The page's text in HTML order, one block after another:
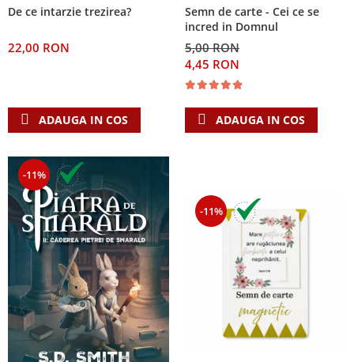
De ce intarzie trezirea?
22,00 RON
ADAUGA IN COS
Semn de carte - Cei ce se
incred in Domnul
5,00 RON
4,45 RON
ADAUGA IN COS
-11%
-11%